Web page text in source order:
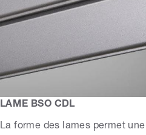
LAME BSO CDL
La forme des lames permet